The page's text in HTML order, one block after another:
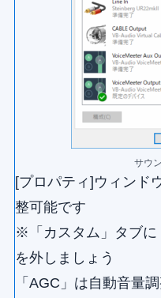
サウ
[プロパティ]ウィンド
整可能です
※「カスタム」タブに
を外しましょう
「AGC」は自動音量